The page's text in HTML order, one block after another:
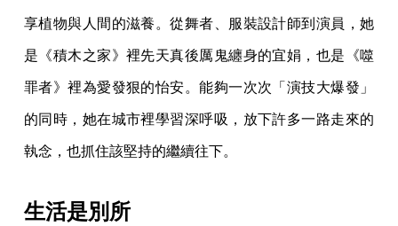
享植物與人間的滋養。從舞者、服裝設計師到演員，她
是《積木之家》裡先天真後厲鬼纏身的宜娟，也是《噬
罪者》裡為愛發狠的怡安。能夠一次次「演技大爆發」
的同時，她在城市裡學習深呼吸，放下許多一路走來的
執念，也抓住該堅持的繼續往下。
生活是別所